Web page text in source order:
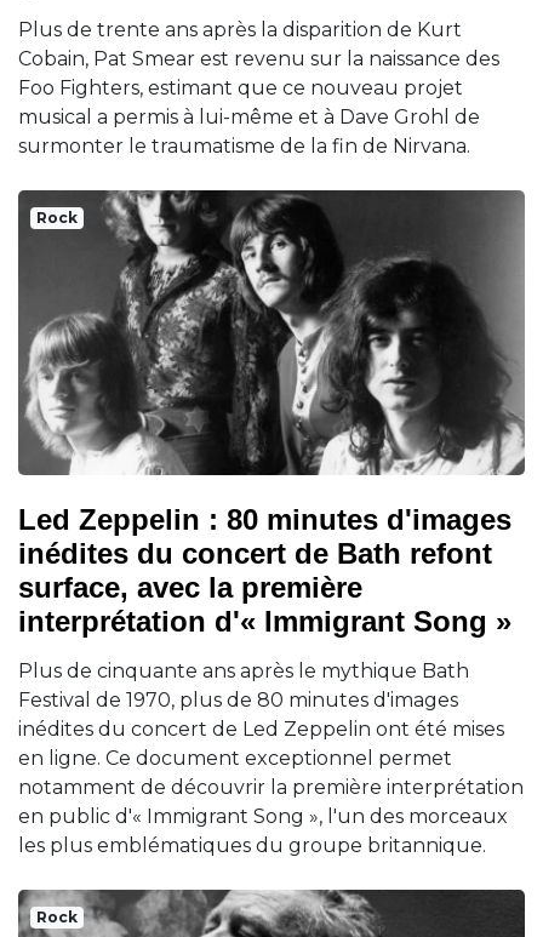
Plus de trente ans après la disparition de Kurt
Cobain, Pat Smear est revenu sur la naissance des
Foo Fighters, estimant que ce nouveau projet
musical a permis à lui-même et à Dave Grohl de
surmonter le traumatisme de la fin de Nirvana.
Rock
Led Zeppelin : 80 minutes d'images
inédites du concert de Bath refont
surface, avec la première
interprétation d'« Immigrant Song »
Plus de cinquante ans après le mythique Bath
Festival de 1970, plus de 80 minutes d'images
inédites du concert de Led Zeppelin ont été mises
en ligne. Ce document exceptionnel permet
notamment de découvrir la première interprétation
en public d'« Immigrant Song », l'un des morceaux
les plus emblématiques du groupe britannique.
Rock